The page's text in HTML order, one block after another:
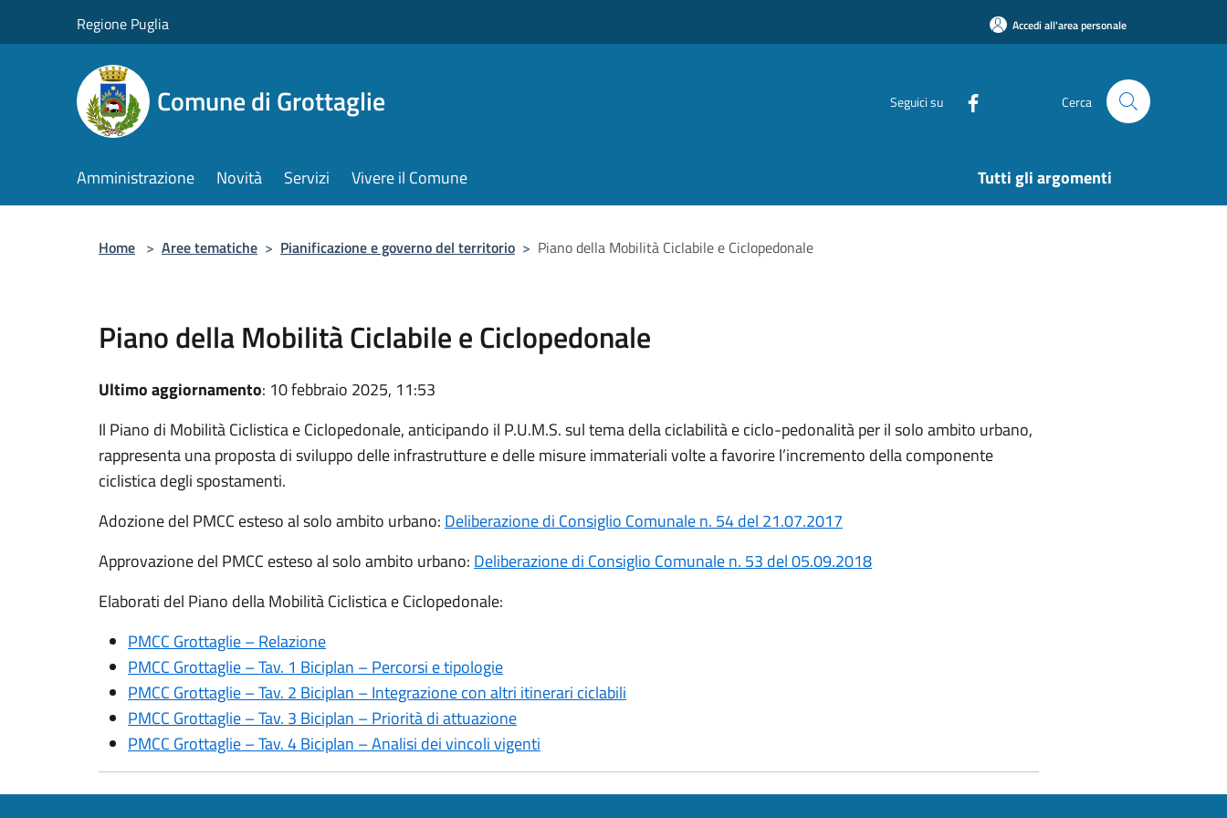
Regione Puglia Accedi all'area personale
Comune di Grottaglie Seguici su Cerca
Amministrazione Novità Servizi Vivere il Comune Tutti gli argomenti
Home > Aree tematiche > Pianificazione e governo del territorio > Piano della Mobilità Ciclabile e Ciclopedonale
Piano della Mobilità Ciclabile e Ciclopedonale
Ultimo aggiornamento: 10 febbraio 2025, 11:53
Il Piano di Mobilità Ciclistica e Ciclopedonale, anticipando il P.U.M.S. sul tema della ciclabilità e ciclo-pedonalità per il solo ambito urbano,
rappresenta una proposta di sviluppo delle infrastrutture e delle misure immateriali volte a favorire l’incremento della componente
ciclistica degli spostamenti.
Adozione del PMCC esteso al solo ambito urbano: Deliberazione di Consiglio Comunale n. 54 del 21.07.2017
Approvazione del PMCC esteso al solo ambito urbano: Deliberazione di Consiglio Comunale n. 53 del 05.09.2018
Elaborati del Piano della Mobilità Ciclistica e Ciclopedonale:
PMCC Grottaglie – Relazione
PMCC Grottaglie – Tav. 1 Biciplan – Percorsi e tipologie
PMCC Grottaglie – Tav. 2 Biciplan – Integrazione con altri itinerari ciclabili
PMCC Grottaglie – Tav. 3 Biciplan – Priorità di attuazione
PMCC Grottaglie – Tav. 4 Biciplan – Analisi dei vincoli vigenti